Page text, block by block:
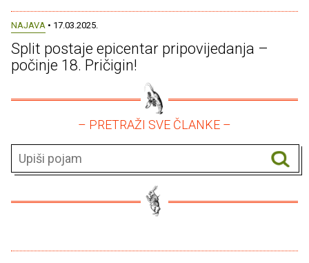
NAJAVA • 17.03.2025.
Split postaje epicentar pripovijedanja –
počinje 18. Pričigin!
– PRETRAŽI SVE ČLANKE –